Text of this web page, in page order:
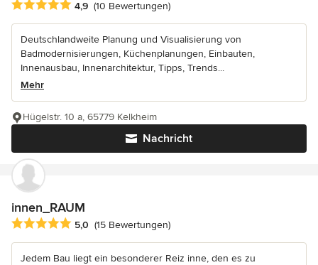
Durchschnittliche Bewertung: 4.9 von 5 Sternen
4,9 (10 Bewertungen)
Deutschlandweite Planung und Visualisierung von
Badmodernisierungen, Küchenplanungen, Einbauten,
Innenausbau, Innenarchitektur, Tipps, Trends...
Mehr
Nachricht
Hügelstr. 10 a, 65779 Kelkheim
innen_RAUM
Durchschnittliche Bewertung: 5 von 5 Sternen
5,0 (15 Bewertungen)
Jedem Bau liegt ein besonderer Reiz inne, den es zu